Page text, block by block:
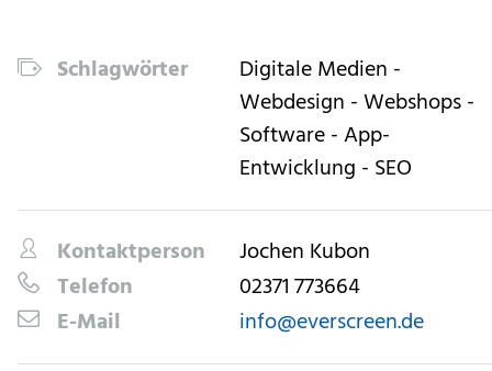
Schlagwörter
Digitale Medien -
Webdesign - Webshops -
Software - App-
Entwicklung - SEO
Kontaktperson
Jochen Kubon
Telefon
02371 773664
E-Mail
info@everscreen.de